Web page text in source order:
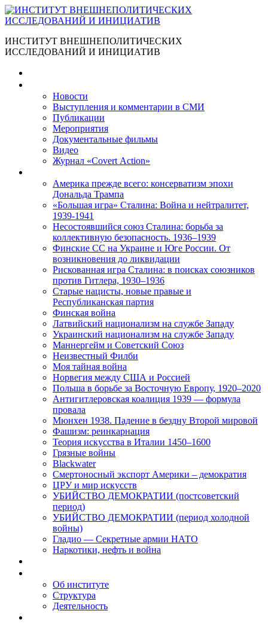
ИНСТИТУТ ВНЕШНЕПОЛИТИЧЕСКИХ
ИССЛЕДОВАНИЙ И ИНИЦИАТИВ
Новости
Выступления и коммента­рии в СМИ
Публикации
Мероприятия
Документальные фильмы
Видео
Журнал «Covert Action»
Америка прежде всего: консерватизм эпохи
Дональда Трампа
«Большая игра» Сталина: Война и нейтралитет,
1939-1941
Несостоявшийся союз Сталина: борьба за
коллективную безопасность. 1936–1939
Финские СС на Украине и Юге России. От
возникновения до ликвидации
Рискованная игра Сталина: в поисках союзников
против Гитлера, 1930–1936
Старые нацисты, новые правые и
Республиканская партия
Финская война
Латвийский национализм на службе Западу
Украинский национализм на службе Западу
Маннергейм и Советский Союз
Неизвестный Филби
Моя тайная война
Норвегия между США и Россией
Польша в борьбе за Восточную Европу, 1920–2020
Антигитлеровская коалиция 1939 — формула
провала
Мюнхен 1938. Падение в бездну Второй мировой
Фашизм: реинкарнация
Теория искусства в Италии 1450–1600
Грязные войны
Blackwater
Смертоносный экспорт Америки – демократия
ЦРУ и мир искусств
УБИЙСТВО ДЕМОКРАТИИ (постсоветский
период)
УБИЙСТВО ДЕМОКРАТИИ (период холодной
войны)
Гладио — Секретные армии НАТО
Наркотики, нефть и война
Об институте
Структура
Деятельность